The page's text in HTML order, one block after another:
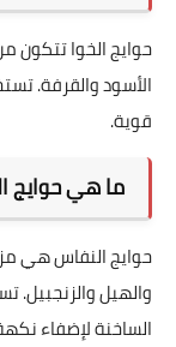
حوايج الخوا تتكون
الأسود والقرفة.
قوية.
ما هي حوايج
حوايج النفاس هي
والهيل والزنجبيل.
الساخنة لإضفاء